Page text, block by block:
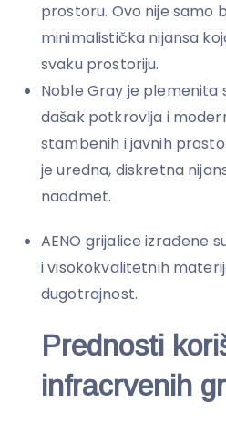
prostoru. Ovo nije samo
minimalistička nijansa
svaku prostoriju.
Noble Gray je plemenita
dašak potkrovlja i
stambenih i javnih
je uredna, diskretna
naodmet.
AENO grijalice izrađene
i visokokvalitetnih
dugotrajnost.
Prednosti
infracrvenih